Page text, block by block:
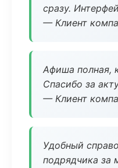
сразу.
— Клиент
Афиша полная,
Спасибо за
— Клиент
Удобный
подрядчика за